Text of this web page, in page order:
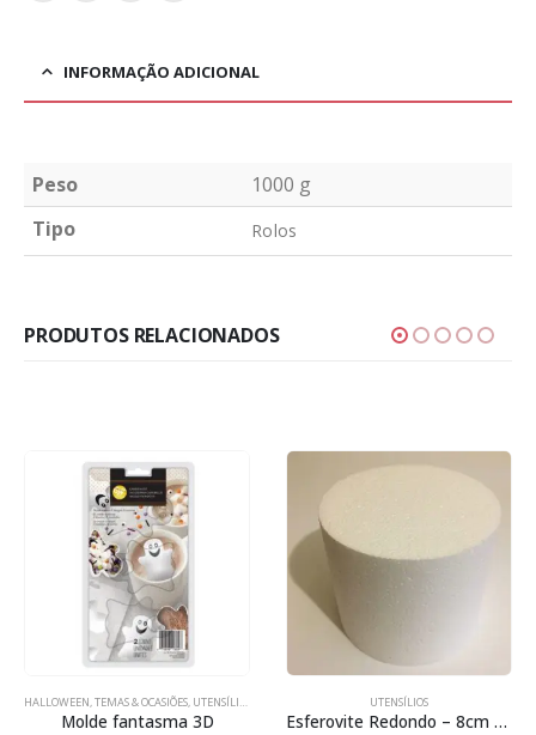
INFORMAÇÃO ADICIONAL
Peso
1000 g
Tipo
Rolos
PRODUTOS RELACIONADOS
HALLOWEEN,TEMAS & OCASIÕES, UTENSÍLIOS
Molde fantasma 3D
UTENSÍLIOS
Esferovite Redondo – 8cm Espessura